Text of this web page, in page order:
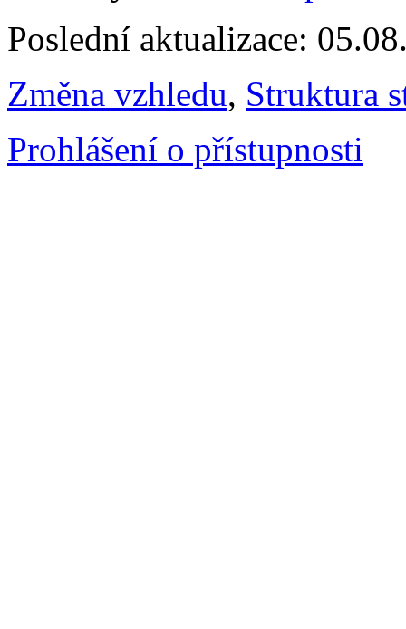
Poslední aktualizace:
Změna vzhledu, Struktura
Prohlášení o přístupnosti